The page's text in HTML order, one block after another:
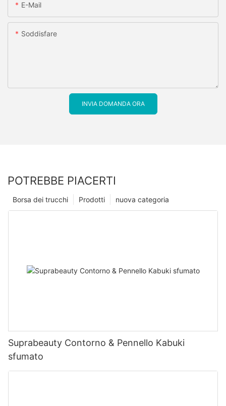
E-Mail
Soddisfare
INVIA DOMANDA ORA
POTREBBE PIACERTI
nuova categoria
Prodotti
Borsa dei trucchi
Suprabeauty Contorno & Pennello Kabuki
sfumato